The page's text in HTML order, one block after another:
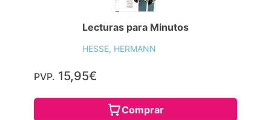
Lecturas para Minutos
HESSE, HERMANN
PVP. 15,95€
Comprar